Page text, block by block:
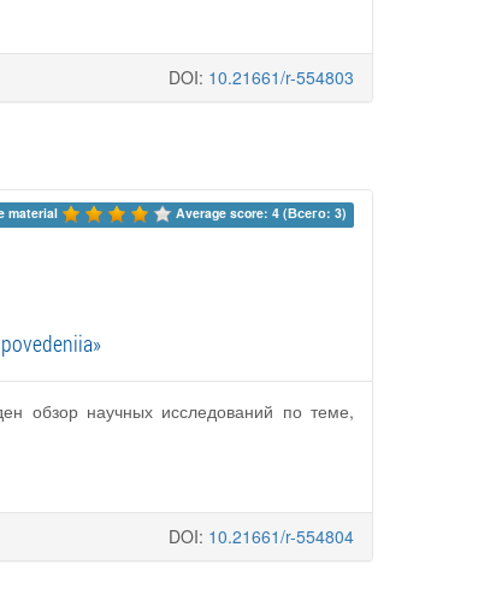
DOI: 10.21661/r-554803
material Average score: 4 (Всего: 3)
обзор научных исследований по теме,
DOI: 10.21661/r-554804